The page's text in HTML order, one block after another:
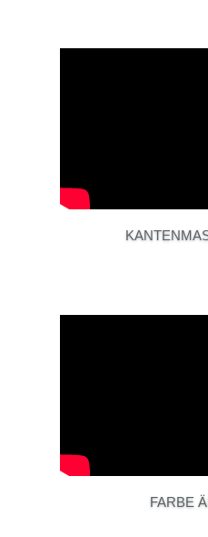
FARBE